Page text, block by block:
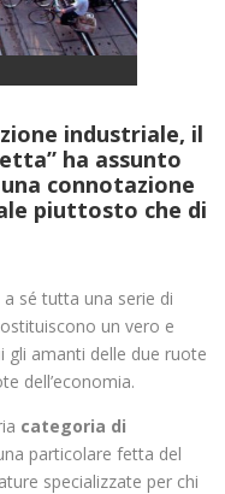
industriale, il
ha assunto
connotazione
piuttosto che di
sé tutta una serie di
un vero e
gli amanti delle due ruote
dell’economia.
categoria di
particolare fetta del
specializzate per chi